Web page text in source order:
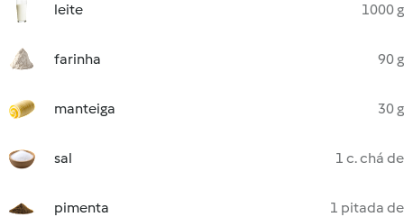
leite
1000 g
farinha 90 g
manteiga 30 g
sal 1 c. chá de
pimenta 1 pitada de